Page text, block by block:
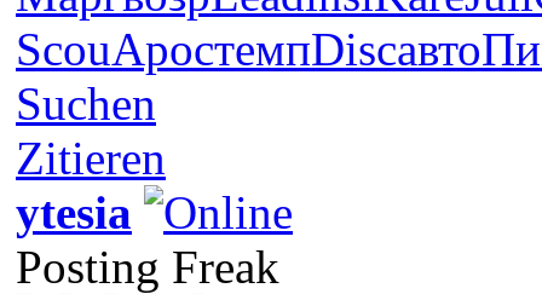
ScouApocтемпDiscавто
Suchen
Zitieren
ytesia
Posting Freak